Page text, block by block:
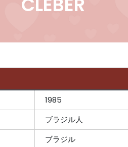
1985
ブラジル人
ブラジル